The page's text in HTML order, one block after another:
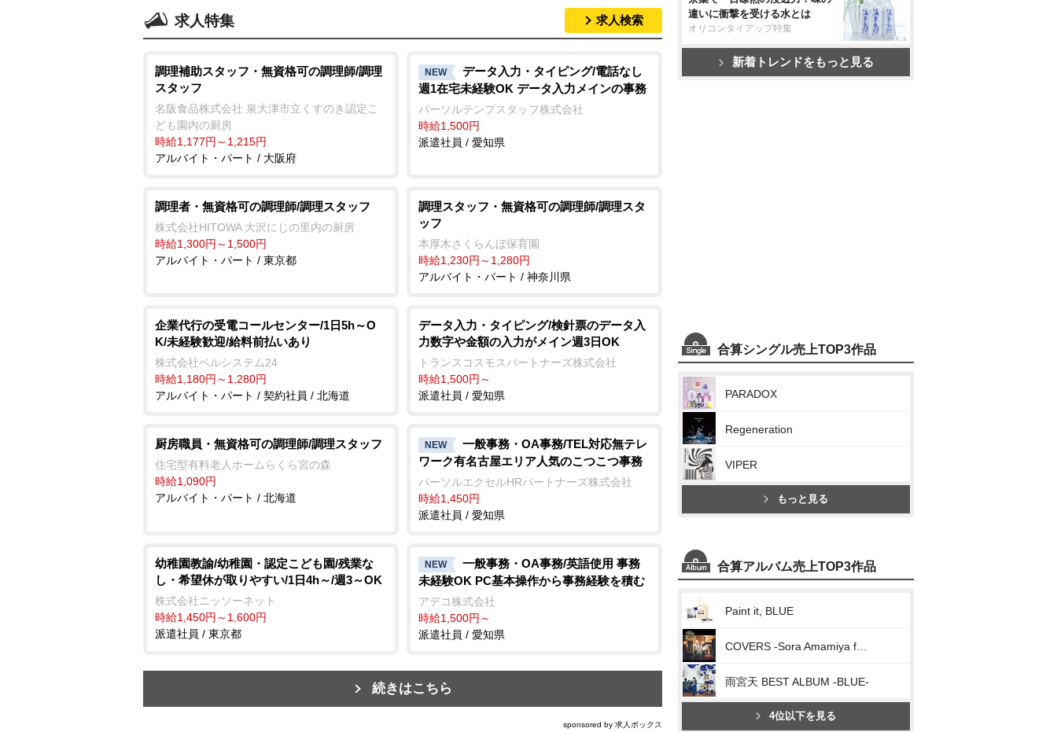
t
e
求人特集 求人検索
調理補助スタッフ・無資格可の調理師/調理
スタッフ
名阪食品株式会社 泉大津市立くすのき認定こ
ども園内の厨房
時給1,177円～1,215円
アルバイト・パート / 大阪府
NEW
データ入力・タイピング/電話なし
週1在宅未経験OK データ入力メインの事務
パーソルテンプスタッフ株式会社
時給1,500円
派遣社員 / 愛知県
調理者・無資格可の調理師/調理スタッフ
株式会社HITOWA 大沢にじの里内の厨房
時給1,300円～1,500円
アルバイト・パート / 東京都
調理スタッフ・無資格可の調理師/調理スタ
ッフ
本厚木さくらんぼ保育園
時給1,230円～1,280円
アルバイト・パート / 神奈川県
企業代行の受電コールセンター/1日5h～O
K/未経験歓迎/給料前払いあり
株式会社ベルシステム24
時給1,180円～1,280円
アルバイト・パート / 契約社員 / 北海道
データ入力・タイピング/検針票のデータ入
力数字や金額の入力がメイン週3日OK
トランスコスモスパートナーズ株式会社
時給1,500円～
派遣社員 / 愛知県
厨房職員・無資格可の調理師/調理スタッフ
住宅型有料老人ホームらくら宮の森
時給1,090円
アルバイト・パート / 北海道
NEW
一般事務・OA事務/TEL対応無テレ
ワーク有名古屋エリア人気のこつこつ事務
パーソルエクセルHRパートナーズ株式会社
時給1,450円
派遣社員 / 愛知県
幼稚園教諭/幼稚園・認定こども園/残業な
し・希望休が取りやすい/1日4h～/週3～OK
株式会社ニッソーネット
時給1,450円～1,600円
派遣社員 / 東京都
NEW
一般事務・OA事務/英語使用 事務
未経験OK PC基本操作から事務経験を積む
アデコ株式会社
時給1,500円～
派遣社員 / 愛知県
続きはこちら
sponsored by 求人ボックス
違いに衝撃を受ける水とは
オリコンタイアップ特集
新着トレンドをもっと見る
合算シングル売上TOP3作品
PARADOX
Regeneration
VIPER
もっと見る
合算アルバム売上TOP3作品
Paint it, BLUE
雨宮天 BEST ALBUM -BLUE-
4位以下を見る